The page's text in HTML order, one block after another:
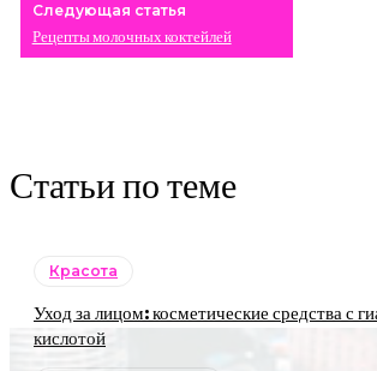
Следующая статья
Рецепты молочных коктейлей
Статьи по теме
Красота
Уход за лицом: косметические средства с
кислотой